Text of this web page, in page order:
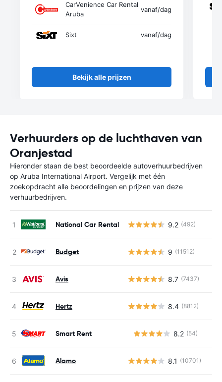
CarVenience Car Rental
Aruba
vanaf/dag
Sixt vanaf/dag
Bekijk alle prijzen
Verhuurders op de luchthaven van
Oranjestad
Hieronder staan de best beoordeelde autoverhuurbedrijven
op Aruba International Airport. Vergelijk met één
zoekopdracht alle beoordelingen en prijzen van deze
verhuurbedrijven.
National Car Rental 9.2 (492)
Budget 9 (11512)
Avis 8.7 (7437)
Hertz 8.4 (8812)
Smart Rent 8.2 (54)
Alamo 8.1 (10701)